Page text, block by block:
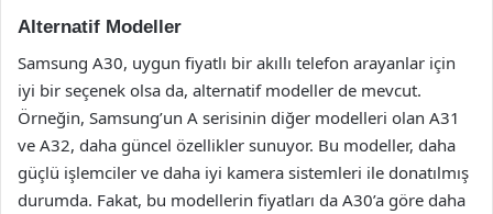
Alternatif Modeller
Samsung A30, uygun fiyatlı bir akıllı telefon arayanlar için
iyi bir seçenek olsa da, alternatif modeller de mevcut.
Örneğin, Samsung’un A serisinin diğer modelleri olan A31
ve A32, daha güncel özellikler sunuyor. Bu modeller, daha
güçlü işlemciler ve daha iyi kamera sistemleri ile donatılmış
durumda. Fakat, bu modellerin fiyatları da A30’a göre daha